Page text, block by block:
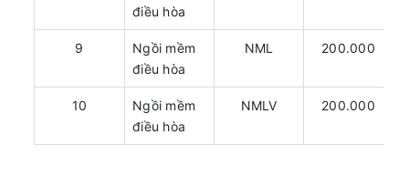
điều hòa
9
Ngồi mềm
điều hòa
NML 200.000
10
Ngồi mềm
điều hòa
NMLV 200.000